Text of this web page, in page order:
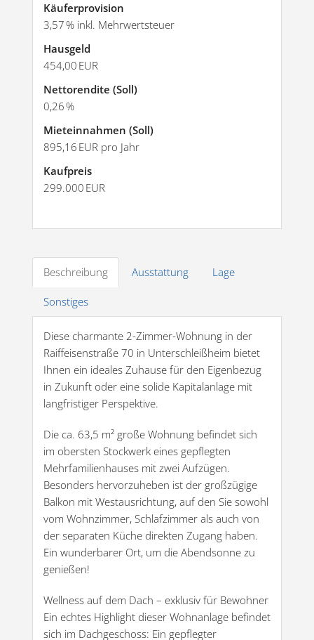
Käufer­provision
3,57 % inkl. Mehrwertsteuer
Hausgeld
454,00 EUR
Nettorendite (Soll)
0,26 %
Mieteinnahmen (Soll)
895,16 EUR pro Jahr
Kaufpreis
299.000 EUR
Beschreibung Ausstattung Lage
Sonstiges
Diese charmante 2-Zimmer-Wohnung in der
Raiffeisenstraße 70 in Unterschleißheim bietet
Ihnen ein ideales Zuhause für den Eigenbezug
in Zukunft oder eine solide Kapitalanlage mit
langfristiger Perspektive.
Die ca. 63,5 m² große Wohnung befindet sich
im obersten Stockwerk eines gepflegten
Mehrfamilienhauses mit zwei Aufzügen.
Besonders hervorzuheben ist der großzügige
Balkon mit Westausrichtung, auf den Sie sowohl
vom Wohnzimmer, Schlafzimmer als auch von
der separaten Küche direkten Zugang haben.
Ein wunderbarer Ort, um die Abendsonne zu
genießen!
Wellness auf dem Dach – exklusiv für Bewohner
Ein echtes Highlight dieser Wohnanlage befindet
sich im Dachgeschoss: Ein gepflegter